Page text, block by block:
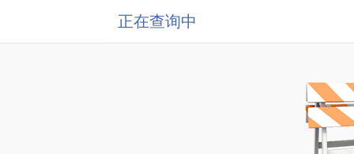
正在查询中